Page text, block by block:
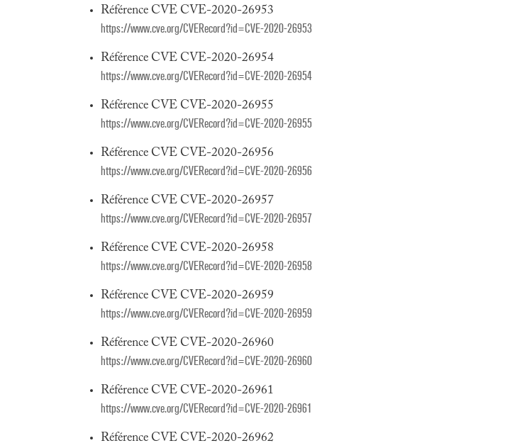
Référence CVE CVE-2020-26953
https://www.cve.org/CVERecord?id=CVE-2020-26953
Référence CVE CVE-2020-26954
https://www.cve.org/CVERecord?id=CVE-2020-26954
Référence CVE CVE-2020-26955
https://www.cve.org/CVERecord?id=CVE-2020-26955
Référence CVE CVE-2020-26956
https://www.cve.org/CVERecord?id=CVE-2020-26956
Référence CVE CVE-2020-26957
https://www.cve.org/CVERecord?id=CVE-2020-26957
Référence CVE CVE-2020-26958
https://www.cve.org/CVERecord?id=CVE-2020-26958
Référence CVE CVE-2020-26959
https://www.cve.org/CVERecord?id=CVE-2020-26959
Référence CVE CVE-2020-26960
https://www.cve.org/CVERecord?id=CVE-2020-26960
Référence CVE CVE-2020-26961
https://www.cve.org/CVERecord?id=CVE-2020-26961
Référence CVE CVE-2020-26962